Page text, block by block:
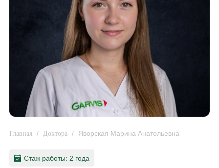
Главная / Доктора / Яворская Марина Анатольевна
Стаж работы: 2 года